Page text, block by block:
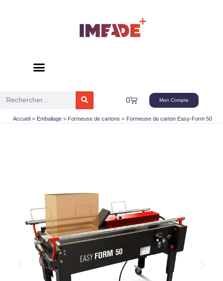
Rechercher 0
Panier Mon Compte
Accueil Emballage Formeuse de cartons Formeuse de carton Easy-Form 50